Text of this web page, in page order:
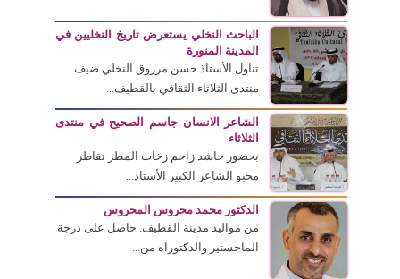
الباحث النخلي يستعرض تاريخ النخليين في
المدينة المنورة
تناول الأستاذ حسن مرزوق النخلي ضيف
منتدى الثلاثاء الثقافي بالقطيف...
الشاعر الانسان جاسم الصحيح في منتدى
الثلاثاء
بحضور حاشد زاحم زخات المطر تقاطر
محبو الشاعر الكبير الأستاذ...
الدكتور محمد محروس المحروس
من مواليد مدينة القطيف. حاصل على درجة
الماجستير والدكتوراه من...